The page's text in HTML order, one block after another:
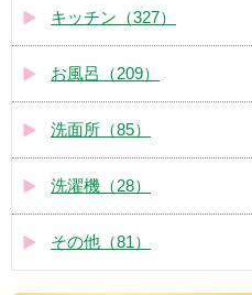
キッチン（327）
お風呂（209）
洗面所（85）
洗濯機（28）
その他（81）